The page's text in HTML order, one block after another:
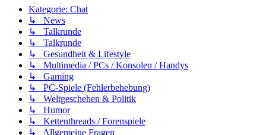
Kategorie: Chat
↳ News
↳ Talkrunde
↳ Talkrunde
↳ Gesundheit & Lifestyle
↳ Multimedia / PCs / Konsolen / Handys
↳ Gaming
↳ PC-Spiele (Fehlerbehebung)
↳ Weltgeschehen & Politik
↳ Humor
↳ Kettenthreads / Forenspiele
↳ Allgemeine Fragen